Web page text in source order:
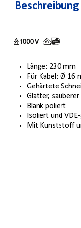
Beschreibung
Länge: 230 mm
Für Kabel: Ø 16
Gehärtete
Glatter,
Blank poliert
Isoliert und
Mit Kunststoff